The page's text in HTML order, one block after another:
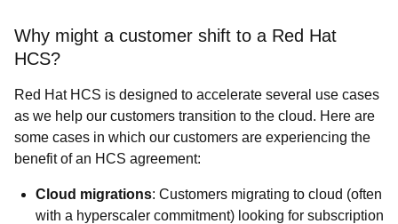
Why might a customer shift to a Red Hat
HCS?
Red Hat HCS is designed to accelerate several use cases
as we help our customers transition to the cloud. Here are
some cases in which our customers are experiencing the
benefit of an HCS agreement:
Cloud migrations: Customers migrating to cloud (often
with a hyperscaler commitment) looking for subscription